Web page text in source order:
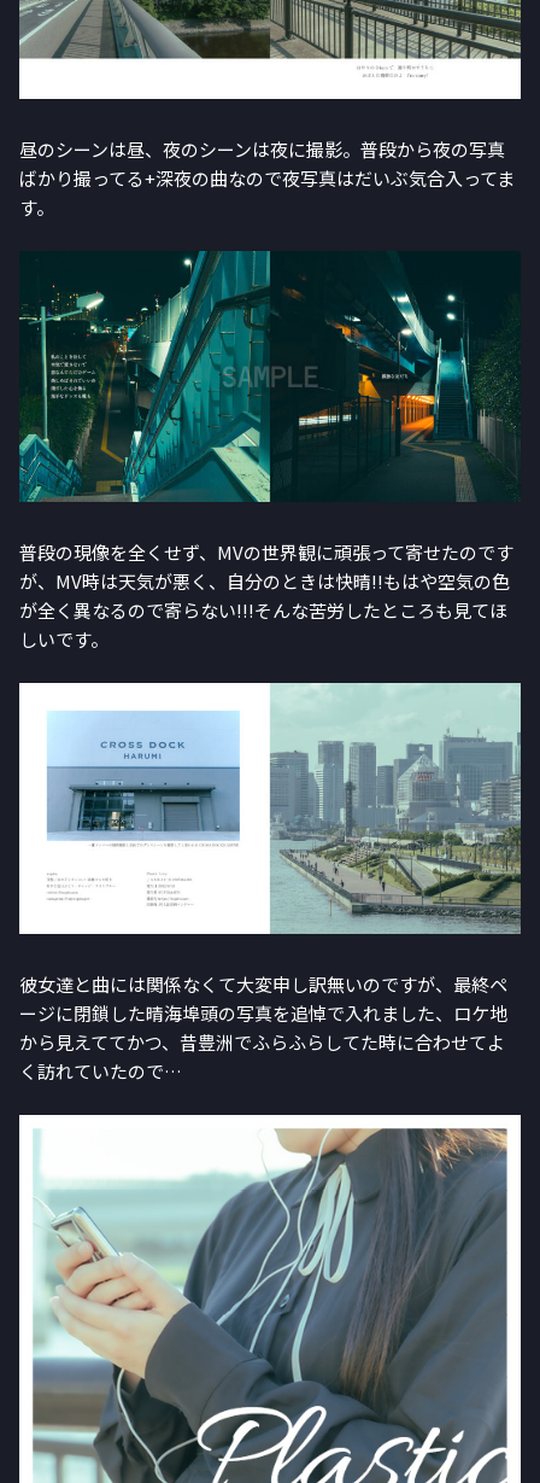
昼のシーンは昼、夜のシーンは夜に撮影。普段から夜の写真
ばかり撮ってる+深夜の曲なので夜写真はだいぶ気合入ってま
す。
普段の現像を全くせず、MVの世界観に頑張って寄せたのです
が、MV時は天気が悪く、自分のときは快晴!!もはや空気の色
が全く異なるので寄らない!!!そんな苦労したところも見てほ
しいです。
彼女達と曲には関係なくて大変申し訳無いのですが、最終ペ
ージに閉鎖した晴海埠頭の写真を追悼で入れました、ロケ地
から見えててかつ、昔豊洲でふらふらしてた時に合わせてよ
く訪れていたので…